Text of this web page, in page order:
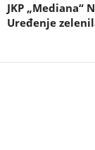
JKP „Mediana“
Uređenje